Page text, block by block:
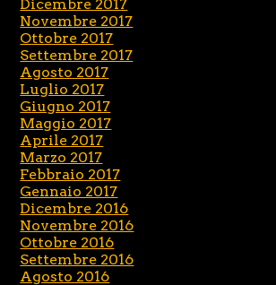
Dicembre 2017
Novembre 2017
Ottobre 2017
Settembre 2017
Agosto 2017
Luglio 2017
Giugno 2017
Maggio 2017
Aprile 2017
Marzo 2017
Febbraio 2017
Gennaio 2017
Dicembre 2016
Novembre 2016
Ottobre 2016
Settembre 2016
Agosto 2016